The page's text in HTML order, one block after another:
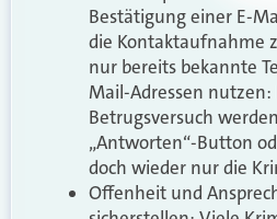
Bestätigung einer E-
die Kontaktaufnahme
nur bereits bekannte
Mail-Adressen nutzen:
Betrugsversuch
„Antworten“-Button
doch wieder nur die
Offenheit und